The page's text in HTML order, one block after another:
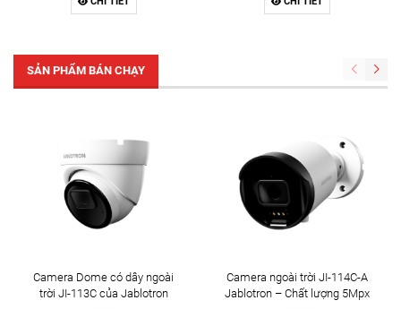
SẢN PHẨM BÁN CHẠY
Camera Dome có dây ngoài
trời JI-113C của Jablotron
Camera ngoài trời JI-114C-A
Jablotron – Chất lượng 5Mpx